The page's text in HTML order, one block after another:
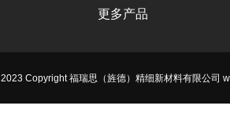
更多产品
2023 Copyright 福瑞思（旌德）精细新材料有限公司